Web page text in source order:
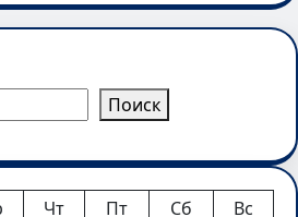
Поиск
Чт Пт Сб
Вс